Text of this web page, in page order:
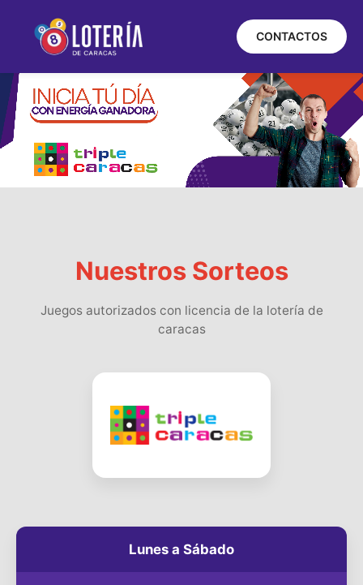
CONTACTOS
Nuestros Sorteos
Juegos autorizados con licencia de la lotería de
caracas
Lunes a Sábado